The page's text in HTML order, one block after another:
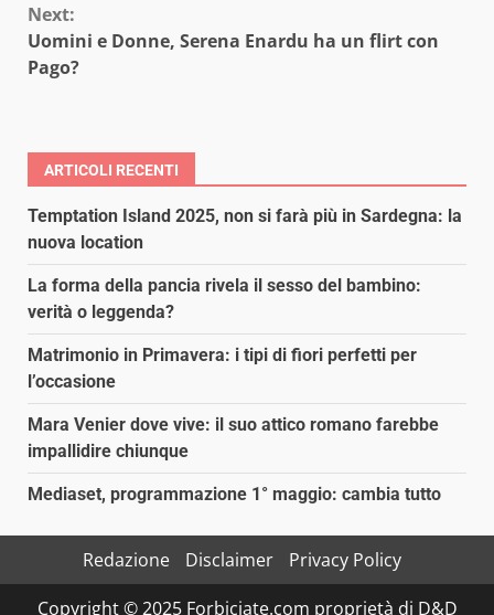
Next:
Uomini e Donne, Serena Enardu ha un flirt con
Pago?
ARTICOLI RECENTI
Temptation Island 2025, non si farà più in Sardegna: la
nuova location
La forma della pancia rivela il sesso del bambino:
verità o leggenda?
Matrimonio in Primavera: i tipi di fiori perfetti per
l’occasione
Mara Venier dove vive: il suo attico romano farebbe
impallidire chiunque
Mediaset, programmazione 1° maggio: cambia tutto
Redazione Disclaimer
Privacy Policy
Copyright © 2025 Forbiciate.com proprietà di D&D